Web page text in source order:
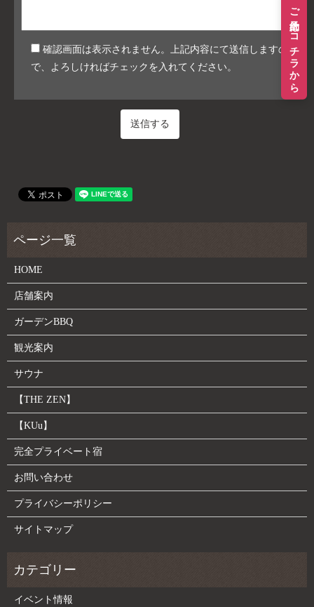
確認画面は表示されません。上記内容にて送信しますの
で、よろしければチェックを入れてください。
HOME
店舗案内
ガーデンBBQ
観光案内
サウナ
【THE ZEN】
【KUu】
完全プライベート宿
お問い合わせ
プライバシーポリシー
サイトマップ
イベント情報
ご予約はコチラから